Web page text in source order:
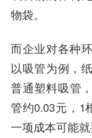
物袋。
而企业对各种
以吸管为例，
普通塑料吸管
管约0.03元，1
一项成本可能就